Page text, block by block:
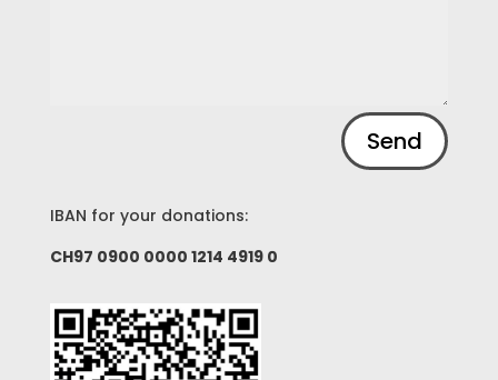
Send
IBAN for your donations:
CH97 0900 0000 1214 4919 0